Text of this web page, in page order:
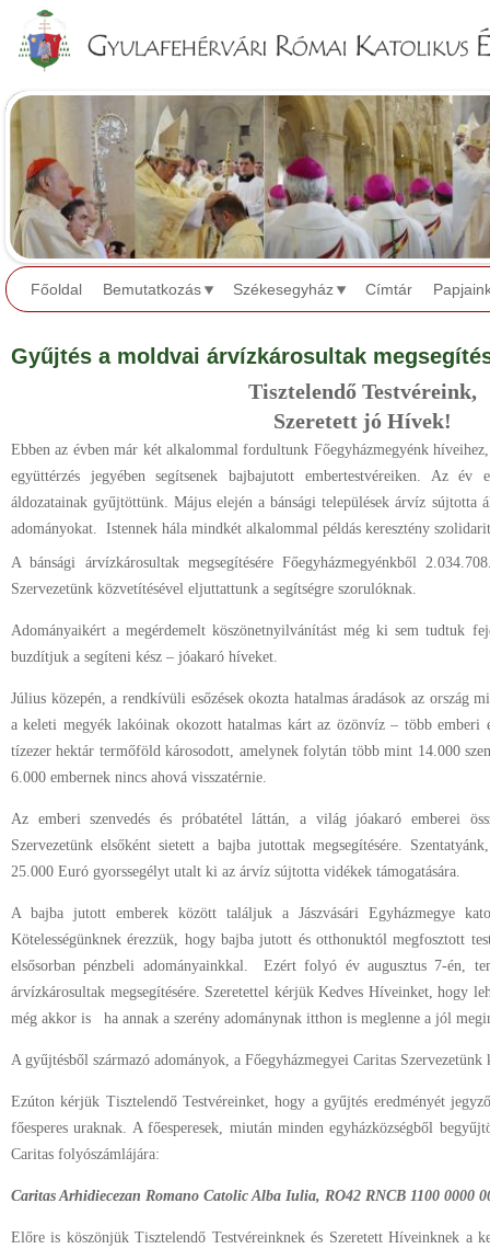
Főoldal Bemutatkozás Székesegyház Címtár
Gyűjtés a moldvai árvízkárosultak
Tisztelendő Testvéreink,
Szeretett jó Hívek!
Ebben az évben már két alkalommal fordultunk Főegyházmegyénk
együttérzés jegyében segítsenek bajbajutott embertestvéreiken. Az
áldozatainak gyűjtöttünk. Május elején a bánsági települések árvíz sújtotta
adományokat. Istennek hála mindkét alkalommal példás keresztény
A bánsági árvízkárosultak megsegítésére Főegyházmegyénkből
Szervezetünk közvetítésével eljuttattunk a segítségre szorulóknak.
Adományaikért a megérdemelt köszönetnyilvánítást még ki sem tudtuk
buzdítjuk a segíteni kész – jóakaró híveket.
Július közepén, a rendkívüli esőzések okozta hatalmas áradások az ország
a keleti megyék lakóinak okozott hatalmas kárt az özönvíz – több
tízezer hektár termőföld károsodott, amelynek folytán több mint 14.000
6.000 embernek nincs ahová visszatérnie.
Az emberi szenvedés és próbatétel láttán, a világ jóakaró emberei
Szervezetünk elsőként sietett a bajba jutottak megsegítésére.
25.000 Euró gyorssegélyt utalt ki az árvíz sújtotta vidékek támogatására.
A bajba jutott emberek között találjuk a Jászvásári Egyházmegye
Kötelességünknek érezzük, hogy bajba jutott és otthonuktól megfosztott
elsősorban pénzbeli adományainkkal. Ezért folyó év augusztus 7-én,
árvízkárosultak megsegítésére. Szeretettel kérjük Kedves Híveinket, hogy
még akkor is ha annak a szerény adománynak itthon is meglenne a jól
A gyűjtésből származó adományok, a Főegyházmegyei Caritas
Ezúton kérjük Tisztelendő Testvéreinket, hogy a gyűjtés eredményét
főesperes uraknak. A főesperesek, miután minden egyházközségből
Caritas folyószámlájára:
Caritas Arhidiecezan Romano Catolic Alba Iulia, RO42 RNCB 1100 0000
Előre is köszönjük Tisztelendő Testvéreinknek és Szeretett Híveinknek a